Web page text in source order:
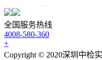
全国服务热线
4008-580-360
+
Copyright © 2020深圳中检